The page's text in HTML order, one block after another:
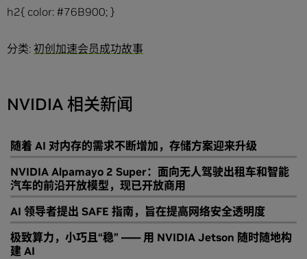
h2{ color: #76B900; }
分类: 初创加速会员成功故事
NVIDIA 相关新闻
随着 AI 对内存的需求不断增加，存储方案迎来升级
NVIDIA Alpamayo 2 Super：面向无人驾驶出租车和智能
汽车的前沿开放模型，现已开放商用
AI 领导者提出 SAFE 指南，旨在提高网络安全透明度
极致算力，小巧且“稳” —— 用 NVIDIA Jetson 随时随地构
建 AI